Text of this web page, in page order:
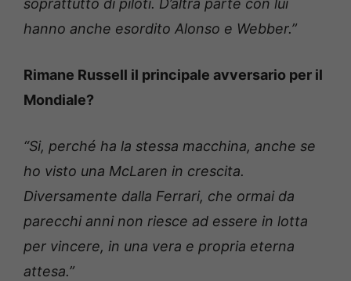
soprattutto di piloti. D’altra parte con lui
hanno anche esordito Alonso e Webber.”
Rimane Russell il principale avversario per il
Mondiale?
“Si, perché ha la stessa macchina, anche se
ho visto una McLaren in crescita.
Diversamente dalla Ferrari, che ormai da
parecchi anni non riesce ad essere in lotta
per vincere, in una vera e propria eterna
attesa.”